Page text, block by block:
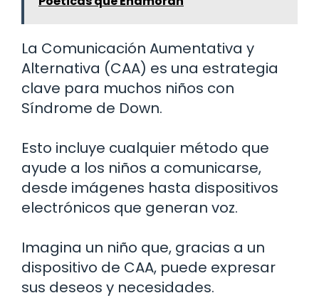
La Comunicación Aumentativa y
Alternativa (CAA) es una estrategia
clave para muchos niños con
Síndrome de Down.
Esto incluye cualquier método que
ayude a los niños a comunicarse,
desde imágenes hasta dispositivos
electrónicos que generan voz.
Imagina un niño que, gracias a un
dispositivo de CAA, puede expresar
sus deseos y necesidades.